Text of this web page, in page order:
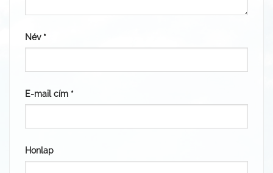
Név *
E-mail cím *
Honlap